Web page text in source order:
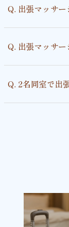
Q. 出張マッサ
Q. 出張マッサ
Q. 2名同室で出